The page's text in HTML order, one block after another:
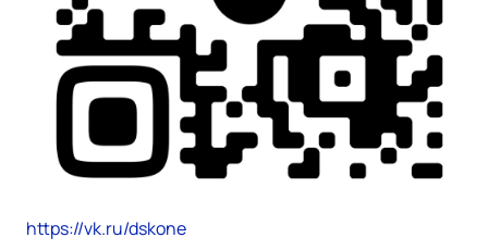
https://vk.ru/dskone